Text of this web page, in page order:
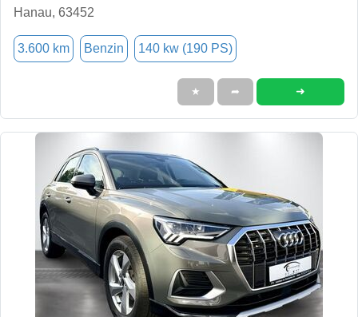
Hanau, 63452
3.600 km Benzin 140 kw (190 PS)
★ ➦ ➜